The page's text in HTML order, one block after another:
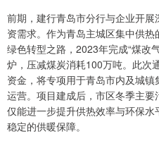
前期，建行青岛市分行与企业开
资需求。作为青岛主城区集中供
绿色转型之路，2023年完成“煤改
炉，压减煤炭消耗100万吨。此次
资金，将专项用于青岛市内及城
运营。项目建成后，市区冬季主
仅能进一步提升供热效率与环保水
稳定的供暖保障。